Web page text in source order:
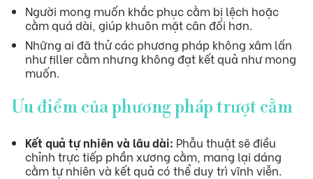
Người mong muốn khắc phục cằm bị lệch hoặc
cằm quá dài, giúp khuôn mặt cân đối hơn.
Những ai đã thử các phương pháp không xâm lấn
như filler cằm nhưng không đạt kết quả như mong
muốn.
Ưu điểm của phương pháp trượt cằm
Kết quả tự nhiên và lâu dài: Phẫu thuật sẽ điều
chỉnh trực tiếp phần xương cằm, mang lại dáng
cằm tự nhiên và kết quả có thể duy trì vĩnh viễn.